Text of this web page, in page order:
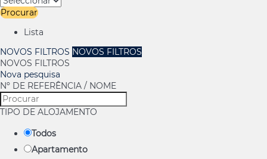
Procurar
Lista
NOVOS FILTROS NOVOS FILTROS
NOVOS FILTROS
Nova pesquisa
Nº DE REFERÊNCIA / NOME
TIPO DE ALOJAMENTO
Todos
Apartamento